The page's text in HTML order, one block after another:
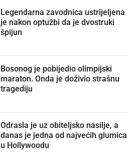
Legendarna zavodnica ustrijeljena
je nakon optužbi da je dvostruki
špijun
Bosonog je pobijedio olimpijski
maraton. Onda je doživio strašnu
tragediju
Odrasla je uz obiteljsko nasilje, a
danas je jedna od najvećih glumica
u Hollywoodu